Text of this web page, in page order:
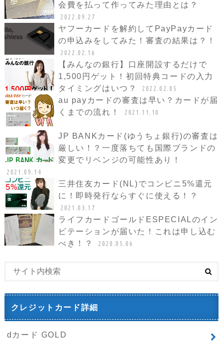
会費を払って作ってみた理由とは？
2022.09.27
ヤフーカードを解約してPayPayカード
の申込みをしてみた！審査の結果は？！
2022.02.16
【みんなの銀行】口座開設するだけで
1,500円ゲット！初回特典コードの入力
タイミングはいつ？
2022.02.05
au payカードの審査は早い？カードが届
くまでの流れ！
2021.11.10
JP BANKカード(ゆうちょ銀行)の審査は
厳しい！？一度落ちても国際ブランドの
変更でリベンジの可能性あり！
2021.09.14
三井住友カード(NL)でコンビニ5%還元
に！即時発行ならすぐに使える！？
2021.03.17
ライフカードゴールドESPECIALのイン
ビテーションが届いた！これは申し込む
べき！？
2020.05.06
クレジットカード詳細
dカード GOLD